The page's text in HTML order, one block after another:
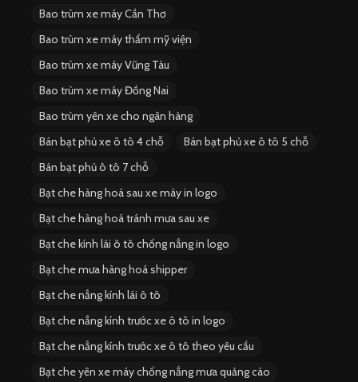
Bao trùm xe máy Cần Thơ
Bao trùm xe máy thẩm mỹ viện
Bao trùm xe máy Vũng Tàu
Bao trùm xe máy Đồng Nai
Bao trùm yên xe cho ngân hàng
Bán bạt phủ xe ô tô 4 chỗ
Bán bạt phủ xe ô tô 5 chỗ
Bán bạt phủ ô tô 7 chỗ
Bạt che hàng hoá sau xe máy in logo
Bạt che hàng hoá tránh mưa sau xe
Bạt che kính lái ô tô chống nắng in logo
Bạt che mưa hàng hoá shipper
Bạt che nắng kính lái ô tô
Bạt che nắng kính trước xe ô tô in logo
Bạt che nắng kính trước xe ô tô theo yêu cầu
Bạt che yên xe máy chống nắng mưa quảng cáo